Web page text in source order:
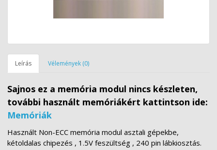
Leírás Vélemények (0)
Sajnos ez a memória modul nincs készleten,
további használt memóriákért kattintson ide:
Memóriák
Használt Non-ECC memória modul asztali gépekbe,
kétoldalas chipezés , 1.5V feszültség , 240 pin lábkiosztás.